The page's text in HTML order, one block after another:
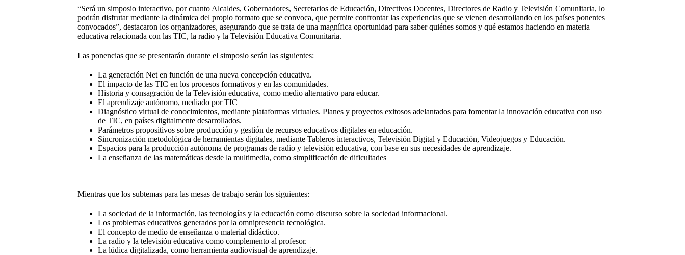
“Será un simposio interactivo, por cuanto Alcaldes, Gobernadores, Secretarios de Educación, Directivos Docentes, Directores de Radio y Televisión Comunitaria, lo
podrán disfrutar mediante la dinámica del propio formato que se convoca, que permite confrontar las experiencias que se vienen desarrollando en los países ponentes
convocados”, destacaron los organizadores, asegurando que se trata de una magnífica oportunidad para saber quiénes somos y qué estamos haciendo en materia
educativa relacionada con las TIC, la radio y la Televisión Educativa Comunitaria.
Las ponencias que se presentarán durante el simposio serán las siguientes:
La generación Net en función de una nueva concepción educativa.
El impacto de las TIC en los procesos formativos y en las comunidades.
Historia y consagración de la Televisión educativa, como medio alternativo para educar.
El aprendizaje autónomo, mediado por TIC
Diagnóstico virtual de conocimientos, mediante plataformas virtuales. Planes y proyectos exitosos adelantados para fomentar la innovación educativa con uso
de TIC, en países digitalmente desarrollados.
Parámetros propositivos sobre producción y gestión de recursos educativos digitales en educación.
Sincronización metodológica de herramientas digitales, mediante Tableros interactivos, Televisión Digital y Edu­cación, Videojuegos y Educación.
Espacios para la producción autónoma de programas de radio y televisión educativa, con base en sus necesidades de aprendizaje.
La enseñanza de las matemáticas desde la multimedia, como simplificación de dificultades
Mientras que los subtemas para las mesas de trabajo serán los siguientes:
La sociedad de la información, las tecnologías y la educación como discurso sobre la sociedad informacional.
Los problemas educativos generados por la omnipresencia tecnológica.
El concepto de medio de enseñanza o material didáctico.
La radio y la televisión educativa como complemento al profesor.
La lúdica digitalizada, como herramienta audiovisual de aprendizaje.